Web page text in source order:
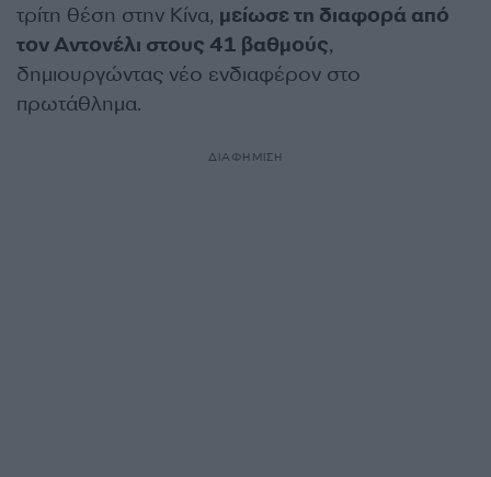
τρίτη θέση στην Κίνα, μείωσε τη διαφορά από
τον Αντονέλι στους 41 βαθμούς,
δημιουργώντας νέο ενδιαφέρον στο
πρωτάθλημα.
ΔΙΑΦΗΜΙΣΗ